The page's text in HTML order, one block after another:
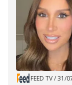
FEED TV/31/